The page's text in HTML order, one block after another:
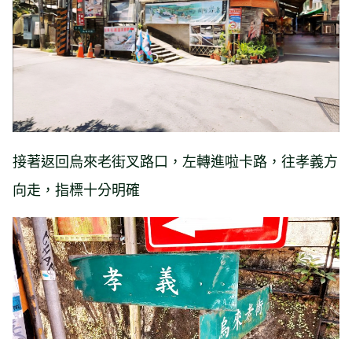
接著返回烏來老街叉路口，左轉進啦卡路，往孝義方
向走，指標十分明確